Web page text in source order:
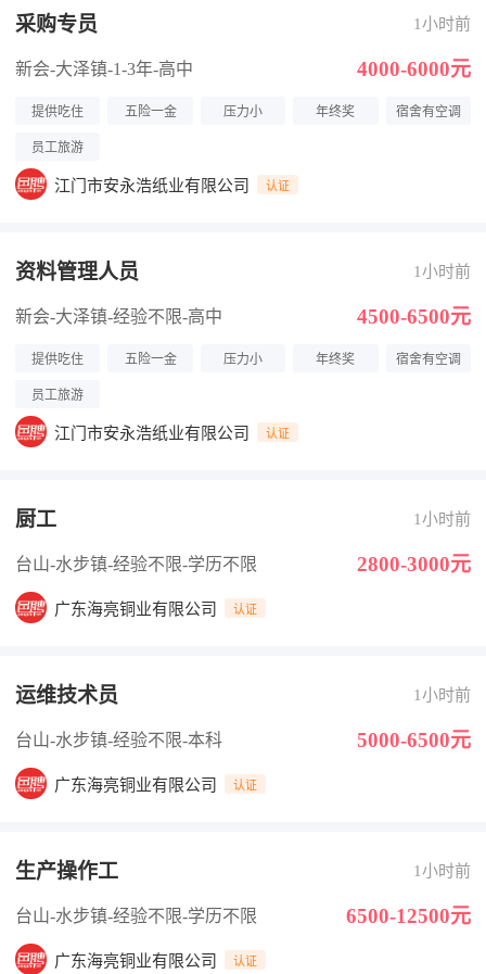
采购专员 1小时前
新会-大泽镇-1-3年-高中 4000-6000元
提供吃住 五险一金 压力小 年终奖 宿舍有空调
员工旅游
江门市安永浩纸业有限公司 认证
资料管理人员 1小时前
新会-大泽镇-经验不限-高中 4500-6500元
提供吃住 五险一金 压力小 年终奖 宿舍有空调
员工旅游
江门市安永浩纸业有限公司 认证
厨工 1小时前
台山-水步镇-经验不限-学历不限 2800-3000元
广东海亮铜业有限公司 认证
运维技术员 1小时前
台山-水步镇-经验不限-本科 5000-6500元
广东海亮铜业有限公司 认证
生产操作工 1小时前
台山-水步镇-经验不限-学历不限 6500-12500元
广东海亮铜业有限公司 认证